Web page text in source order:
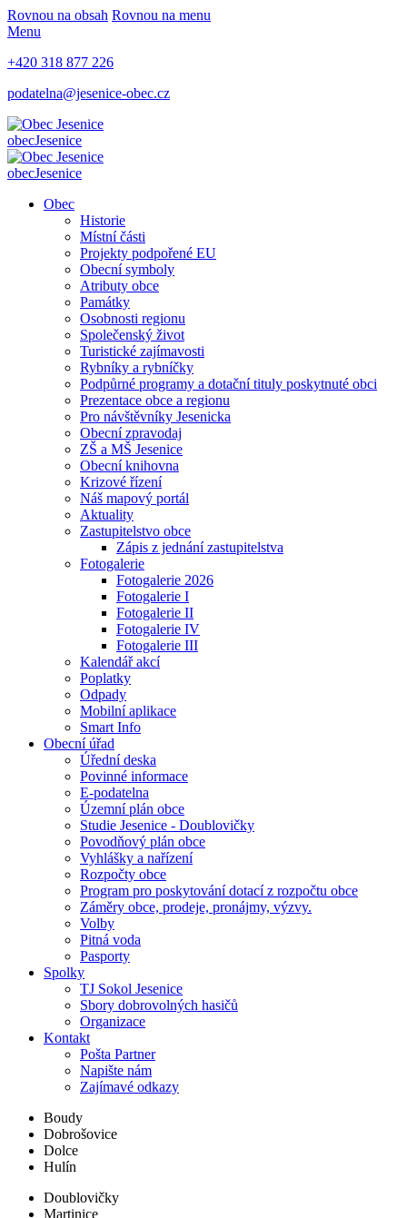
Rovnou na obsah Rovnou na menu
Menu
+420 318 877 226
podatelna@jesenice-obec.cz
obecJesenice
obecJesenice
Obec
Historie
Místní části
Projekty podpořené EU
Obecní symboly
Atributy obce
Památky
Osobnosti regionu
Společenský život
Turistické zajímavosti
Rybníky a rybníčky
Podpůrné programy a dotační tituly poskytnuté obci
Prezentace obce a regionu
Pro návštěvníky Jesenicka
Obecní zpravodaj
ZŠ a MŠ Jesenice
Obecní knihovna
Krizové řízení
Náš mapový portál
Aktuality
Zastupitelstvo obce
Zápis z jednání zastupitelstva
Fotogalerie
Fotogalerie 2026
Fotogalerie I
Fotogalerie II
Fotogalerie IV
Fotogalerie III
Kalendář akcí
Poplatky
Odpady
Mobilní aplikace
Smart Info
Obecní úřad
Úřední deska
Povinné informace
E-podatelna
Územní plán obce
Studie Jesenice - Doublovičky
Povodňový plán obce
Vyhlášky a nařízení
Rozpočty obce
Program pro poskytování dotací z rozpočtu obce
Záměry obce, prodeje, pronájmy, výzvy.
Volby
Pitná voda
Pasporty
Spolky
TJ Sokol Jesenice
Sbory dobrovolných hasičů
Organizace
Kontakt
Pošta Partner
Napište nám
Zajímavé odkazy
Boudy
Dobrošovice
Dolce
Hulín
Doublovičky
Martinice